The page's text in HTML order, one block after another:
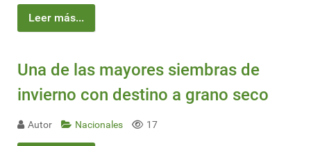
Leer más...
Una de las mayores siembras de
invierno con destino a grano seco
Autor Nacionales 17